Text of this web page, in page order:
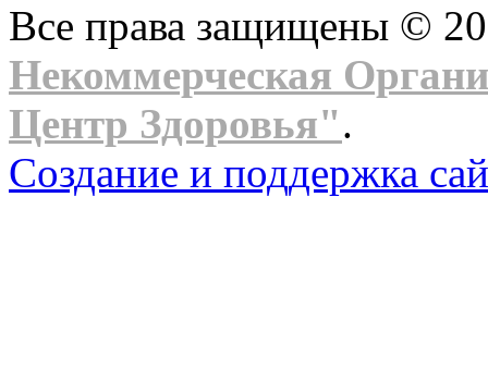
Все права защищены ©
Некоммерческая
Центр Здоровья".
Создание и поддержка